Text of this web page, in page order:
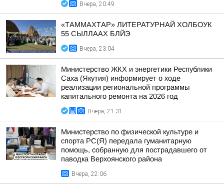
Вчера, 20:49
«ТАММАХТАР» ЛИТЕРАТУРНАЙ ХОЛБОУК
55 СЫЛЛААХ БЛЙЭ
Вчера, 23:04
Министерство ЖКХ и энергетики Республики
Саха (Якутия) информирует о ходе
реализации региональной программы
капитального ремонта на 2026 год
Вчера, 21:31
Министерство по физической культуре и
спорта РС(Я) передала гуманитарную
помощь, собранную для пострадавшего от
паводка Верхоянского района
Вчера, 22:06